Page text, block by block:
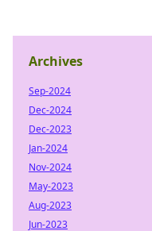
Archives
Sep-2024
Dec-2024
Dec-2023
Jan-2024
Nov-2024
May-2023
Aug-2023
Jun-2023